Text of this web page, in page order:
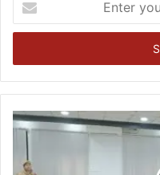
your
Email